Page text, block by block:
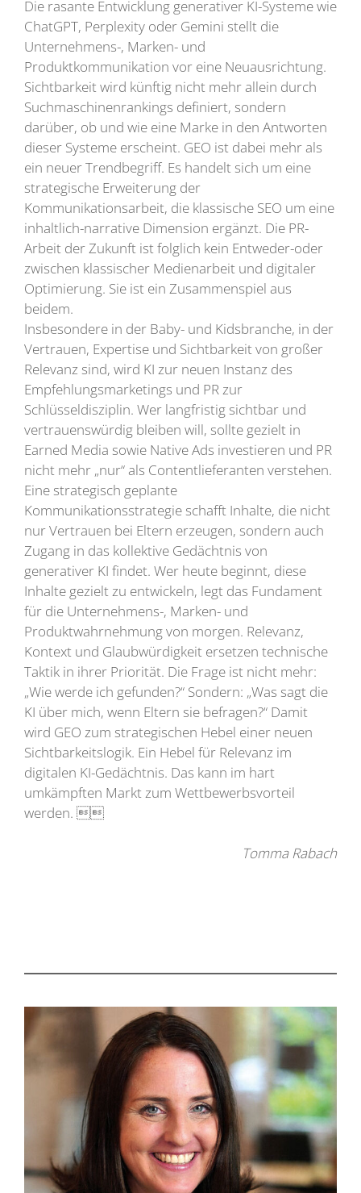
Die rasante Entwicklung generativer KI-Systeme wie
ChatGPT, Perplexity oder Gemini stellt die
Unternehmens-, Marken- und
Produktkommunikation vor eine Neuausrichtung.
Sichtbarkeit wird künftig nicht mehr allein durch
Suchmaschinenrankings definiert, sondern
darüber, ob und wie eine Marke in den Antworten
dieser Systeme erscheint. GEO ist dabei mehr als
ein neuer Trendbegriff. Es handelt sich um eine
strategische Erweiterung der
Kommunikationsarbeit, die klassische SEO um eine
inhaltlich-narrative Dimension ergänzt. Die PR-
Arbeit der Zukunft ist folglich kein Entweder-oder
zwischen klassischer Medienarbeit und digitaler
Optimierung. Sie ist ein Zusammenspiel aus
beidem.
Insbesondere in der Baby- und Kidsbranche, in der
Vertrauen, Expertise und Sichtbarkeit von großer
Relevanz sind, wird KI zur neuen Instanz des
Empfehlungsmarketings und PR zur
Schlüsseldisziplin. Wer langfristig sichtbar und
vertrauenswürdig bleiben will, sollte gezielt in
Earned Media sowie Native Ads investieren und PR
nicht mehr „nur“ als Contentlieferanten verstehen.
Eine strategisch geplante
Kommunikationsstrategie schafft Inhalte, die nicht
nur Vertrauen bei Eltern erzeugen, sondern auch
Zugang in das kollektive Gedächtnis von
generativer KI findet. Wer heute beginnt, diese
Inhalte gezielt zu entwickeln, legt das Fundament
für die Unternehmens-, Marken- und
Produktwahrnehmung von morgen. Relevanz,
Kontext und Glaubwürdigkeit ersetzen technische
Taktik in ihrer Priorität. Die Frage ist nicht mehr:
„Wie werde ich gefunden?“ Sondern: „Was sagt die
KI über mich, wenn Eltern sie befragen?“ Damit
wird GEO zum strategischen Hebel einer neuen
Sichtbarkeitslogik. Ein Hebel für Relevanz im
digitalen KI-Gedächtnis. Das kann im hart
umkämpften Markt zum Wettbewerbsvorteil
werden. 
Tomma Rabach